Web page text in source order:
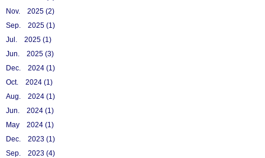
Nov. 2025 (2)
Sep. 2025 (1)
Jul. 2025 (1)
Jun. 2025 (3)
Dec. 2024 (1)
Oct. 2024 (1)
Aug. 2024 (1)
Jun. 2024 (1)
May 2024 (1)
Dec. 2023 (1)
Sep. 2023 (4)